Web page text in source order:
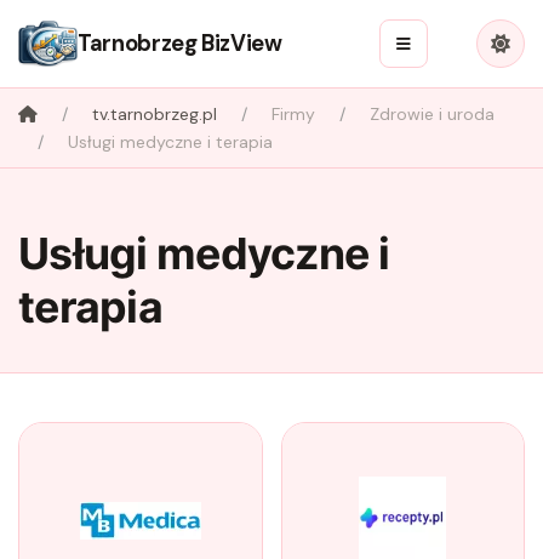
Tarnobrzeg BizView
tv.tarnobrzeg.pl Firmy
Zdrowie i uroda
Usługi medyczne i terapia
Usługi medyczne i
terapia